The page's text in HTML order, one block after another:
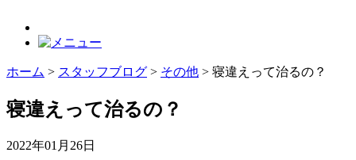
ホーム > スタッフブログ > その他 > 寝違えって治るの？
寝違えって治るの？
2022年01月26日